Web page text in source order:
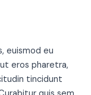
euismod eu
eros pharetra,
tincidunt